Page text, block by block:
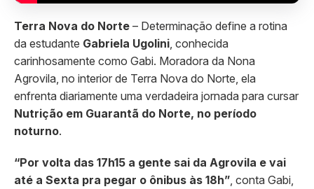
Terra Nova do Norte – Determinação define a rotina
da estudante Gabriela Ugolini , conhecida
carinhosamente como Gabi. Moradora da Nona
Agrovila, no interior de Terra Nova do Norte, ela
enfrenta diariamente uma verdadeira jornada para cursar
Nutrição em Guarantã do Norte, no período
noturno.
“Por volta das 17h15 a gente sai da Agrovila e vai
até a Sexta pra pegar o ônibus às 18h” , conta Gabi,